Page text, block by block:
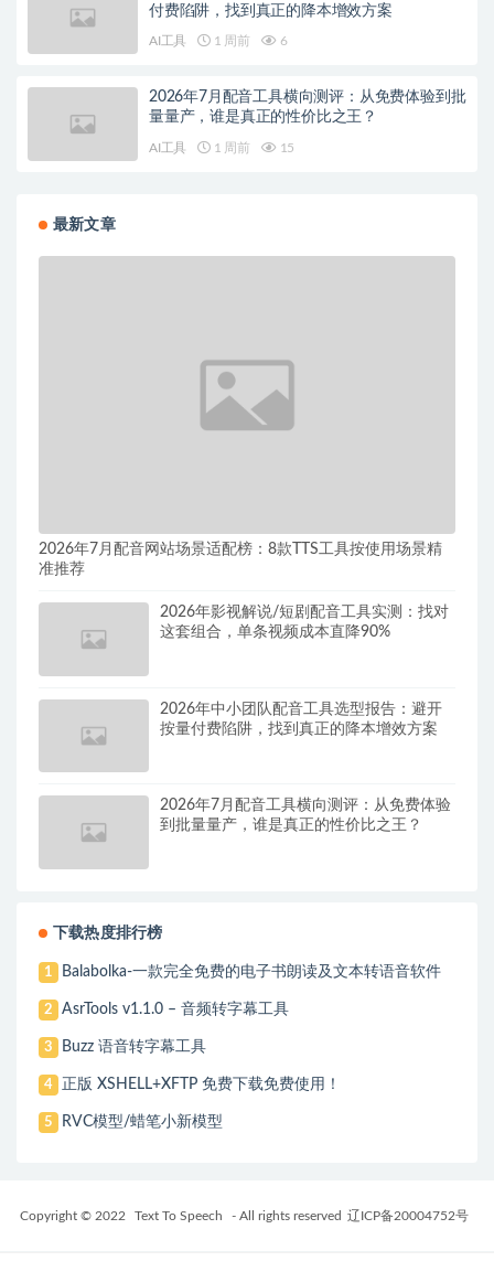
付费陷阱，找到真正的降本增效方案
AI工具 1 周前 6
2026年7月配音工具横向测评：从免费体验到批
量量产，谁是真正的性价比之王？
AI工具 1 周前 15
最新文章
2026年7月配音网站场景适配榜：8款TTS工具按使用场景精
准推荐
2026年影视解说/短剧配音工具实测：找对
这套组合，单条视频成本直降90%
2026年中小团队配音工具选型报告：避开
按量付费陷阱，找到真正的降本增效方案
2026年7月配音工具横向测评：从免费体验
到批量量产，谁是真正的性价比之王？
下载热度排行榜
1 Balabolka-一款完全免费的电子书朗读及文本转语音软件
2 AsrTools v1.1.0 – 音频转字幕工具
3 Buzz 语音转字幕工具
4 正版 XSHELL+XFTP 免费下载免费使用！
5 RVC模型/蜡笔小新模型
Copyright © 2022 Text To Speech - All rights reserved 辽ICP备20004752号